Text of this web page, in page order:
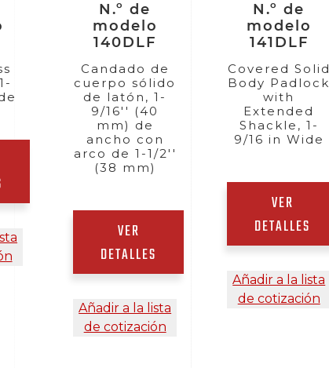
N.º de
modelo
140DLF
Candado de
cuerpo sólido
de latón, 1-
9/16'' (40
mm) de
ancho con
arco de 1-1/2''
(38 mm)
VER
DETALLES
Añadir a la lista
de cotización
N.º de
modelo
141DLF
Covered Solid
Body Padlock
with
Extended
Shackle, 1-
9/16 in Wide
VER
DETALLES
Añadir a la lista
de cotización